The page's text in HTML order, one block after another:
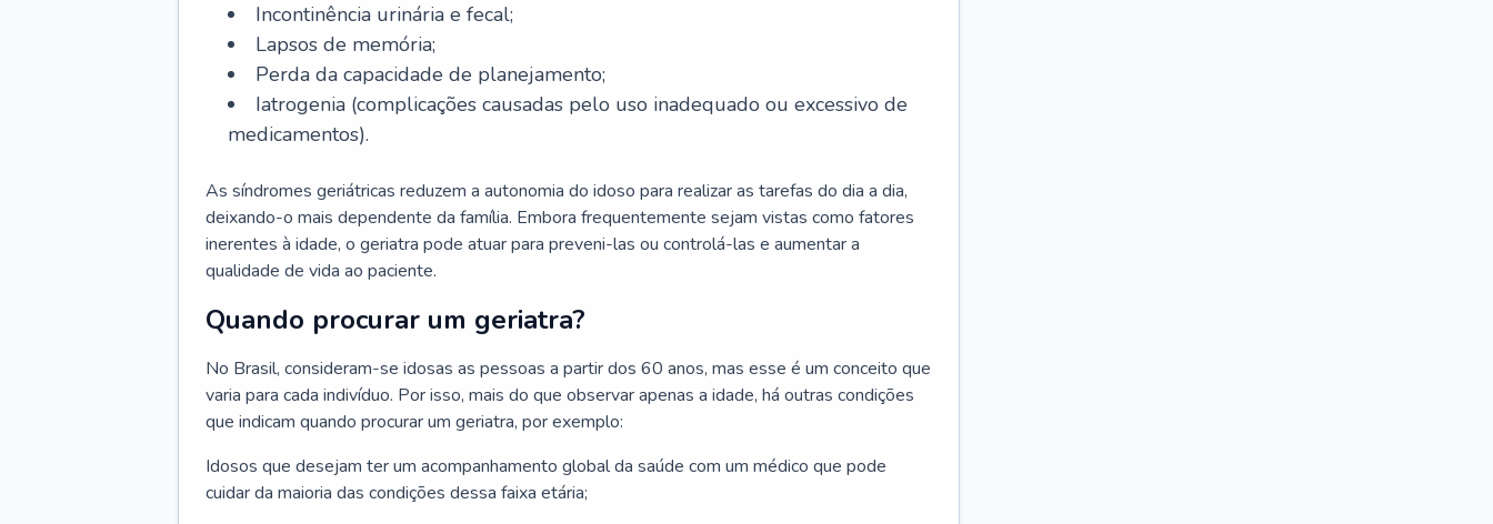
Incontinência urinária e fecal;
Lapsos de memória;
Perda da capacidade de planejamento;
Iatrogenia (complicações causadas pelo uso inadequado ou excessivo de
medicamentos).
As síndromes geriátricas reduzem a autonomia do idoso para realizar as tarefas do dia a dia,
deixando-o mais dependente da família. Embora frequentemente sejam vistas como fatores
inerentes à idade, o geriatra pode atuar para preveni-las ou controlá-las e aumentar a
qualidade de vida ao paciente.
Quando procurar um geriatra?
No Brasil, consideram-se idosas as pessoas a partir dos 60 anos, mas esse é um conceito que
varia para cada indivíduo. Por isso, mais do que observar apenas a idade, há outras condições
que indicam quando procurar um geriatra, por exemplo:
Idosos que desejam ter um acompanhamento global da saúde com um médico que pode
cuidar da maioria das condições dessa faixa etária;